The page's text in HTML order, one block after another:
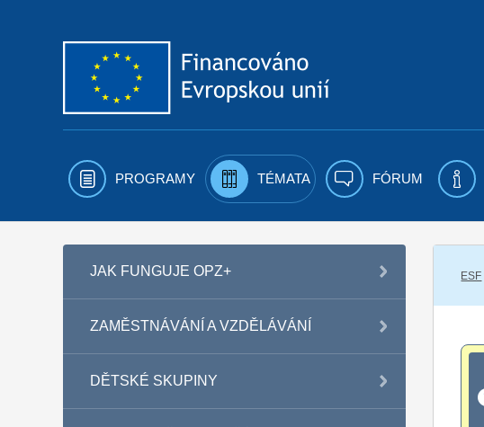
PROGRAMY TÉMATA FÓRUM
JAK FUNGUJE OPZ+
ZAMĚSTNÁVÁNÍ A VZDĚLÁVÁNÍ
DĚTSKÉ SKUPINY
ESF